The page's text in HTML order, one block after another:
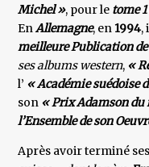
Michel », pour le tome 1
EnAllemagne, en1994,
meilleure Publication de
ses albums western, «
l’ « Académie suédoise
son « Prix Adamson
l’Ensemble de son
Après avoir terminé ses